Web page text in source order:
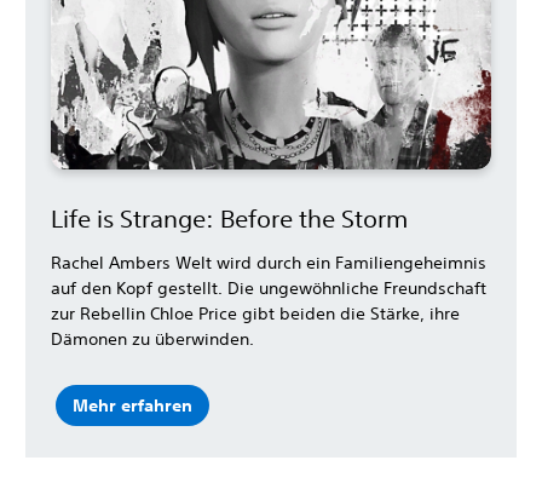
Life is Strange: Before the Storm
Rachel Ambers Welt wird durch ein Familiengeheimnis
auf den Kopf gestellt. Die ungewöhnliche Freundschaft
zur Rebellin Chloe Price gibt beiden die Stärke, ihre
Dämonen zu überwinden.
Mehr erfahren